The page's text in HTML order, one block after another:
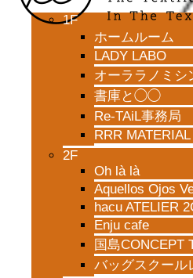
1F
ホームルーム
LADY LABO
オーララノミシ
書庫と◯◯
Re-TAiL事務局
RRR
2F
Oh là là
Aquellos Ojos
hacu ATELIER
Enju cafe
国島CONCEPT
バッグスクール